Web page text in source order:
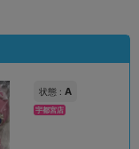
状態 : A
宇都宮店